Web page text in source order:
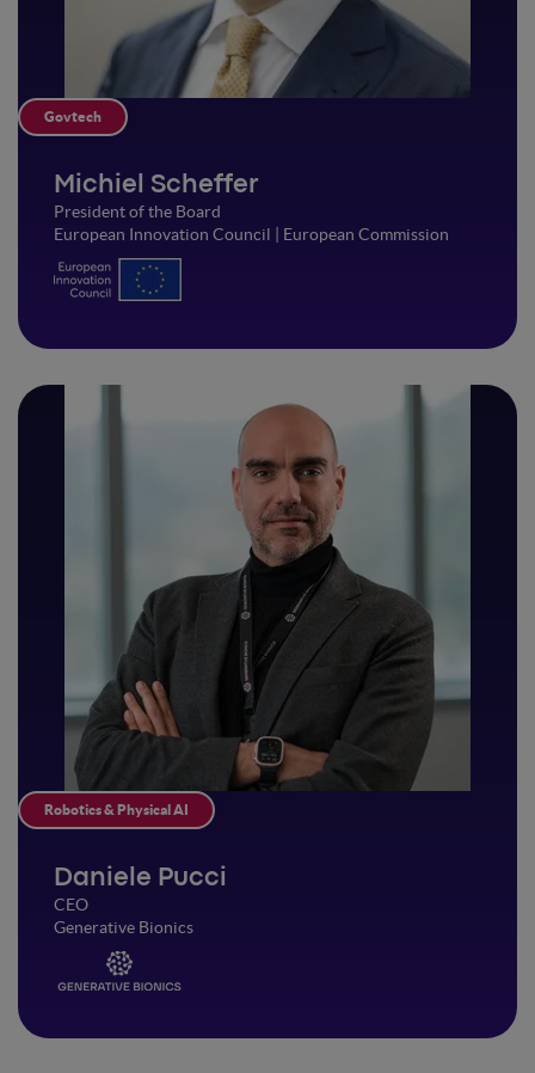
Govtech
Michiel Scheffer
President of the Board
European Innovation Council | European Commission
Robotics & Physical AI
Daniele Pucci
CEO
Generative Bionics